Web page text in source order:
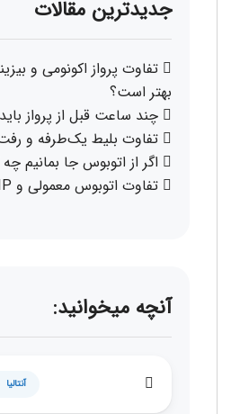
جدیدترین مقالات
تفاوت پرواز اکونومی و
بهتر است؟
چند ساعت قبل از پرواز
تفاوت بلیط یک‌طرفه و
اگر از اتوبوس جا بمانیم
تفاوت اتوبوس معمولی و VIP
آنچه میخوانید:
آنتالیا